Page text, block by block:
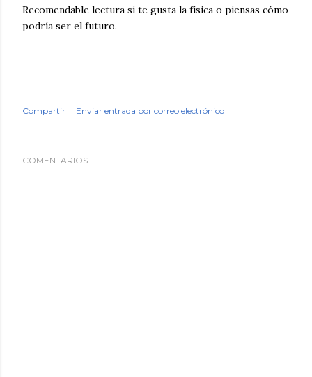
Recomendable lectura si te gusta la física o piensas cómo
podría ser el futuro.
Compartir Enviar entrada por correo electrónico
COMENTARIOS